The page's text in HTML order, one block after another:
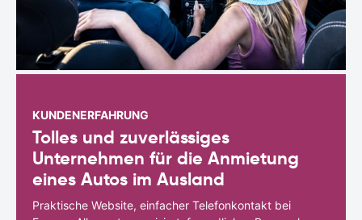
KUNDENERFAHRUNG
Tolles und zuverlässiges
Unternehmen für die Anmietung
eines Autos im Ausland
Praktische Website, einfacher Telefonkontakt bei